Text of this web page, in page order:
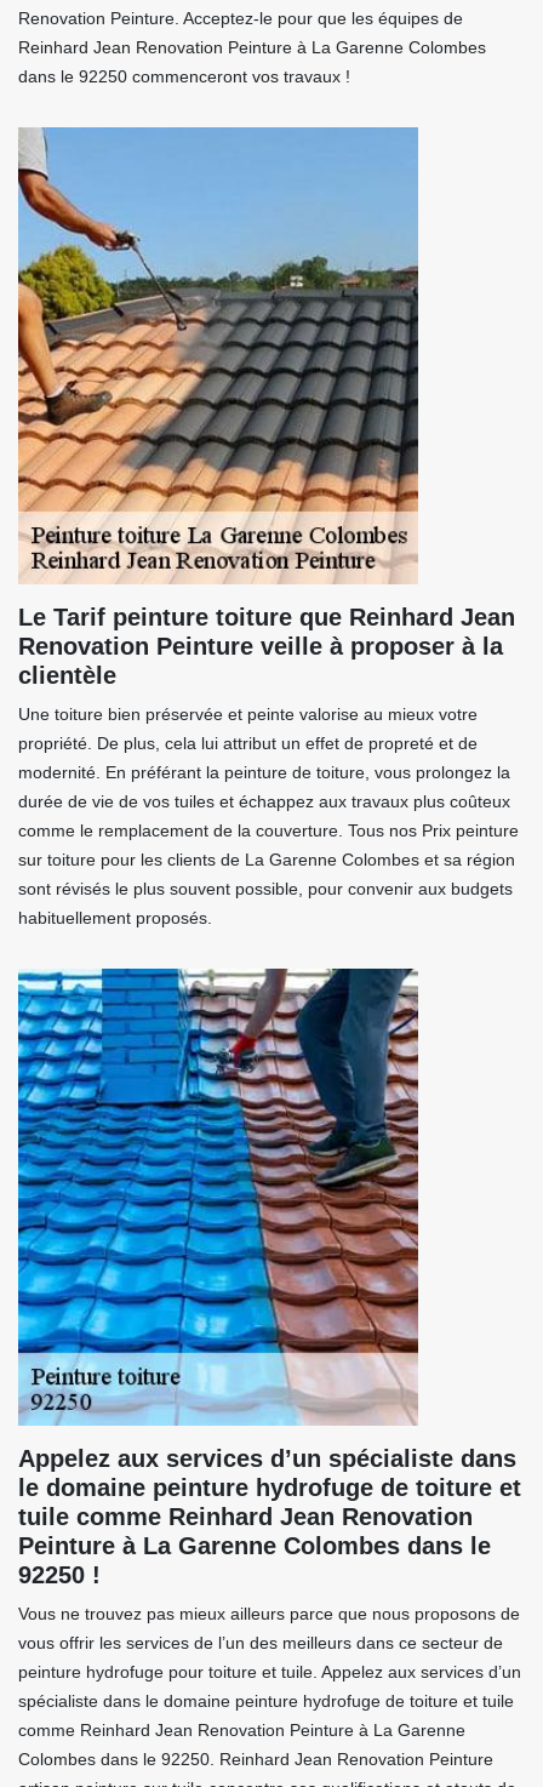
Renovation Peinture. Acceptez-le pour que les équipes de
Reinhard Jean Renovation Peinture à La Garenne Colombes
dans le 92250 commenceront vos travaux !
Le Tarif peinture toiture que Reinhard Jean
Renovation Peinture veille à proposer à la
clientèle
Une toiture bien préservée et peinte valorise au mieux votre
propriété. De plus, cela lui attribut un effet de propreté et de
modernité. En préférant la peinture de toiture, vous prolongez la
durée de vie de vos tuiles et échappez aux travaux plus coûteux
comme le remplacement de la couverture. Tous nos Prix peinture
sur toiture pour les clients de La Garenne Colombes et sa région
sont révisés le plus souvent possible, pour convenir aux budgets
habituellement proposés.
Appelez aux services d’un spécialiste dans
le domaine peinture hydrofuge de toiture et
tuile comme Reinhard Jean Renovation
Peinture à La Garenne Colombes dans le
92250 !
Vous ne trouvez pas mieux ailleurs parce que nous proposons de
vous offrir les services de l’un des meilleurs dans ce secteur de
peinture hydrofuge pour toiture et tuile. Appelez aux services d’un
spécialiste dans le domaine peinture hydrofuge de toiture et tuile
comme Reinhard Jean Renovation Peinture à La Garenne
Colombes dans le 92250. Reinhard Jean Renovation Peinture